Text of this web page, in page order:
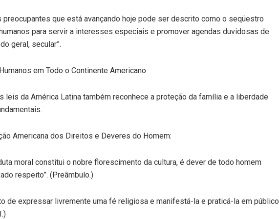
preocupantes que está avançando hoje pode ser descrito como o seqüestro
para servir a interesses especiais e promover agendas duvidosas de
geral, secular”.
em Todo o Continente Americano
leis da América Latina também reconhece a proteção da família e a liberdade
Americana dos Direitos e Deveres do Homem:
moral constitui o nobre florescimento da cultura, é dever de todo homem
respeito”. (Preâmbulo.)
de expressar livremente uma fé religiosa e manifestá-la e praticá-la em público